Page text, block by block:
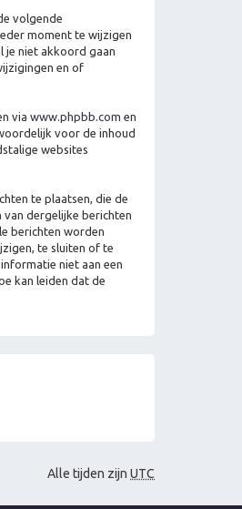
volgende
moment te wijzigen
je niet akkoord gaan
en of
via www.phpbb.com en
voor de inhoud
websites
te plaatsen, die de
dergelijke berichten
berichten worden
te sluiten of te
niet aan een
kan leiden dat de
Alle tijden zijn UTC